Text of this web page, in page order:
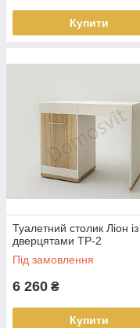
Купити
Туалетний столик Ліон із
дверцятами ТР-2
Під замовлення
6 260 ₴
Купити